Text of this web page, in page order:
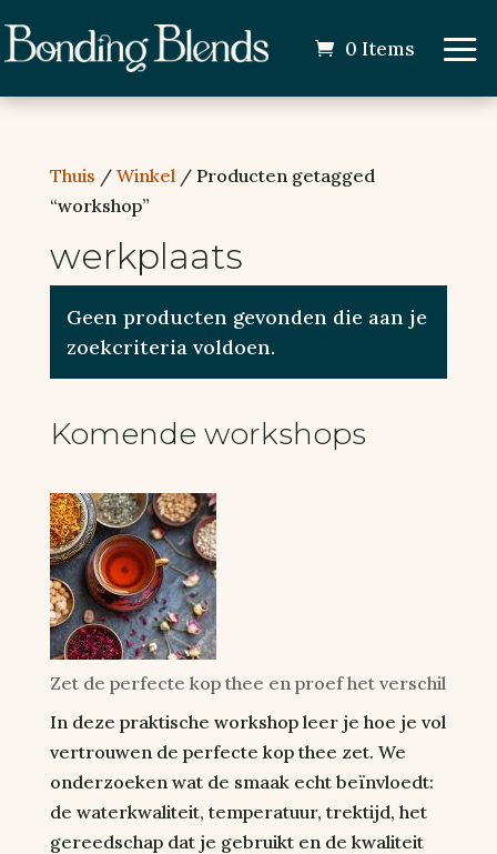
0 Items
Thuis / Winkel/ Producten getagged
“workshop”
werkplaats
Geen producten gevonden die aan je
zoekcriteria voldoen.
Komende workshops
Zet de perfecte kop thee en proef het verschil
In deze praktische workshop leer je hoe je vol
vertrouwen de perfecte kop thee zet. We
onderzoeken wat de smaak echt beïnvloedt:
de waterkwaliteit, temperatuur, trektijd, het
gereedschap dat je gebruikt en de kwaliteit